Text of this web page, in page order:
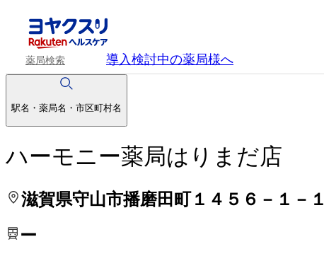
薬局検索 導入検討中の薬局様へ
駅名・薬局名・市区町村名
ハーモニー薬局はりまだ店
滋賀県守山市播磨田町１４５６－１－１
ー
処方せんを送って待ち時間を短く！
処方せんを送って待ち時間を短く！